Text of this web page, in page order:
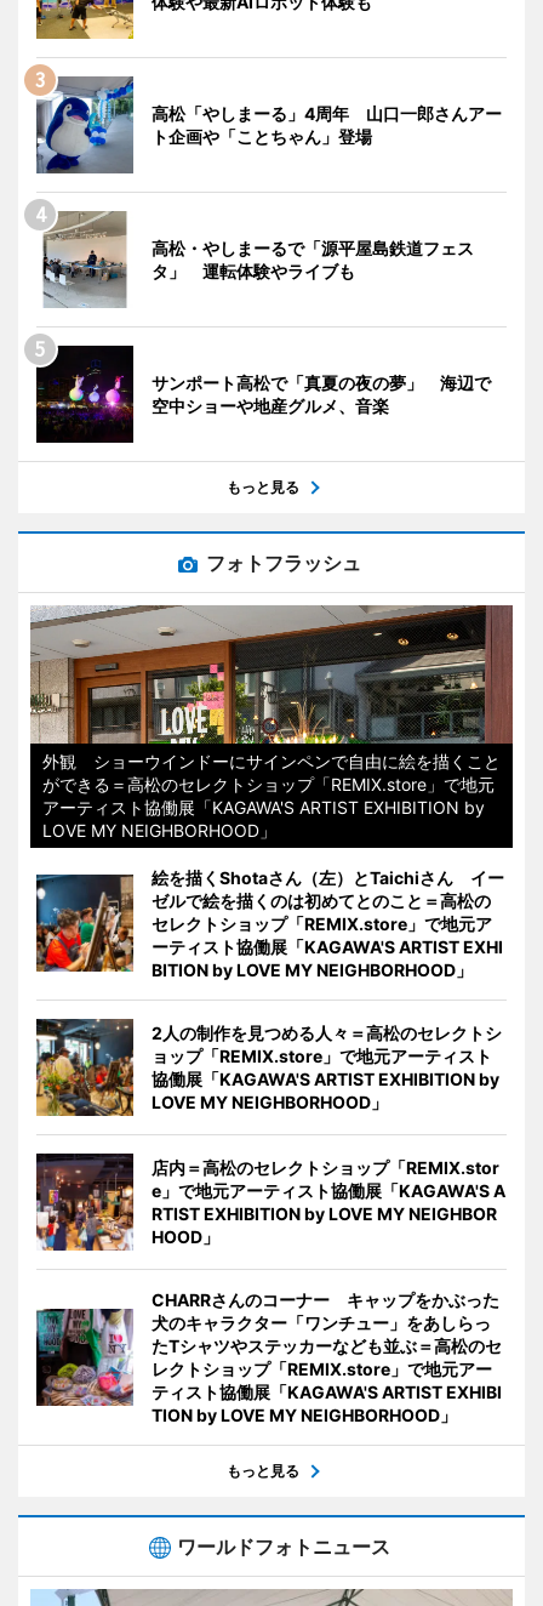
高松「やしまーる」4周年 山口一郎さんアー
ト企画や「ことちゃん」登場
高松・やしまーるで「源平屋島鉄道フェス
タ」 運転体験やライブも
サンポート高松で「真夏の夜の夢」 海辺で
空中ショーや地産グルメ、音楽
もっと見る
フォトフラッシュ
外観 ショーウインドーにサインペンで自由に絵を描くこと
ができる＝高松のセレクトショップ「REMIX.store」で地元
アーティスト協働展「KAGAWA'S ARTIST EXHIBITION by
LOVE MY NEIGHBORHOOD」
絵を描くShotaさん（左）とTaichiさん イー
ゼルで絵を描くのは初めてとのこと＝高松の
セレクトショップ「REMIX.store」で地元ア
ーティスト協働展「KAGAWA'S ARTIST EXHI
BITION by LOVE MY NEIGHBORHOOD」
2人の制作を見つめる人々＝高松のセレクトシ
ョップ「REMIX.store」で地元アーティスト
協働展「KAGAWA'S ARTIST EXHIBITION by
LOVE MY NEIGHBORHOOD」
店内＝高松のセレクトショップ「REMIX.stor
e」で地元アーティスト協働展「KAGAWA'S A
RTIST EXHIBITION by LOVE MY NEIGHBOR
HOOD」
CHARRさんのコーナー キャップをかぶった
犬のキャラクター「ワンチュー」をあしらっ
たTシャツやステッカーなども並ぶ＝高松のセ
レクトショップ「REMIX.store」で地元アー
ティスト協働展「KAGAWA'S ARTIST EXHIBI
TION by LOVE MY NEIGHBORHOOD」
もっと見る
ワールドフォトニュース